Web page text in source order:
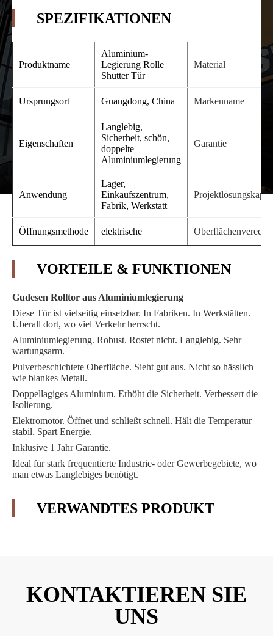
SPEZIFIKATIONEN
Produktname
Aluminium-
Legierung Rolle
Shutter Tür
Material
Ursprungsort Guangdong, China Markenname
Eigenschaften
Langlebig,
Sicherheit, schön,
doppelte
Aluminiumlegierung
Garantie
Anwendung
Lager,
Einkaufszentrum,
Fabrik, Werkstatt
Öffnungsmethode elektrische
VORTEILE & FUNKTIONEN
Gudesen Rolltor aus Aluminiumlegierung
Diese Tür ist vielseitig einsetzbar. In Fabriken. In Werkstätten.
Überall dort, wo viel Verkehr herrscht.
Aluminiumlegierung. Robust. Rostet nicht. Langlebig. Sehr
wartungsarm.
Pulverbeschichtete Oberfläche. Sieht gut aus. Nicht so hässlich
wie blankes Metall.
Doppellagiges Aluminium. Erhöht die Sicherheit. Verbessert die
Isolierung.
Elektromotor. Öffnet und schließt schnell. Hält die Temperatur
stabil. Spart Energie.
Inklusive 1 Jahr Garantie.
Ideal für stark frequentierte Industrie- oder Gewerbegebiete, wo
man etwas Langlebiges benötigt.
VERWANDTES PRODUKT
KONTAKTIEREN SIE
UNS